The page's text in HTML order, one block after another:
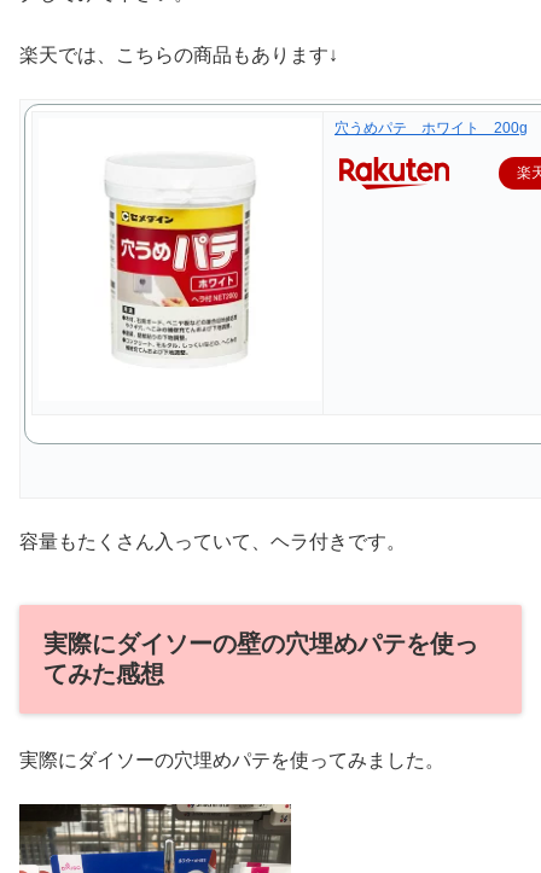
楽天では、こちらの商品もあります↓
穴うめパテ ホワイト 200g
楽
容量もたくさん入っていて、ヘラ付きです。
実際にダイソーの壁の穴埋めパテを使っ
てみた感想
実際にダイソーの穴埋めパテを使ってみました。